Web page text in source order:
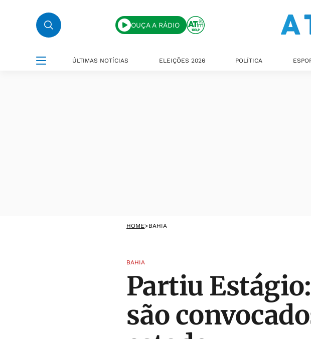
OUÇA A RÁDIO
ÚLTIMAS NOTÍCIAS ELEIÇÕES 2026 POLÍTICA
HOME>BAHIA
BAHIA
Partiu
são